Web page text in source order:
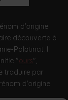
d'origine
découverte à
Palatinat. Il
"ours",
traduire par
d'origine